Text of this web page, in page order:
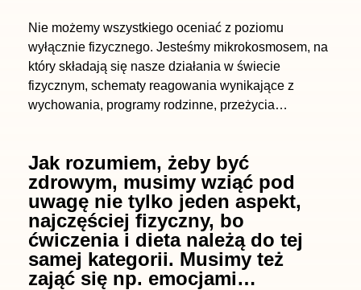
Nie możemy wszystkiego oceniać z poziomu
wyłącznie fizycznego. Jesteśmy mikrokosmosem, na
który składają się nasze działania w świecie
fizycznym, schematy reagowania wynikające z
wychowania, programy rodzinne, przeżycia…
Jak rozumiem, żeby być
zdrowym, musimy wziąć pod
uwagę nie tylko jeden aspekt,
najczęściej fizyczny, bo
ćwiczenia i dieta należą do tej
samej kategorii. Musimy też
zająć się np. emocjami…